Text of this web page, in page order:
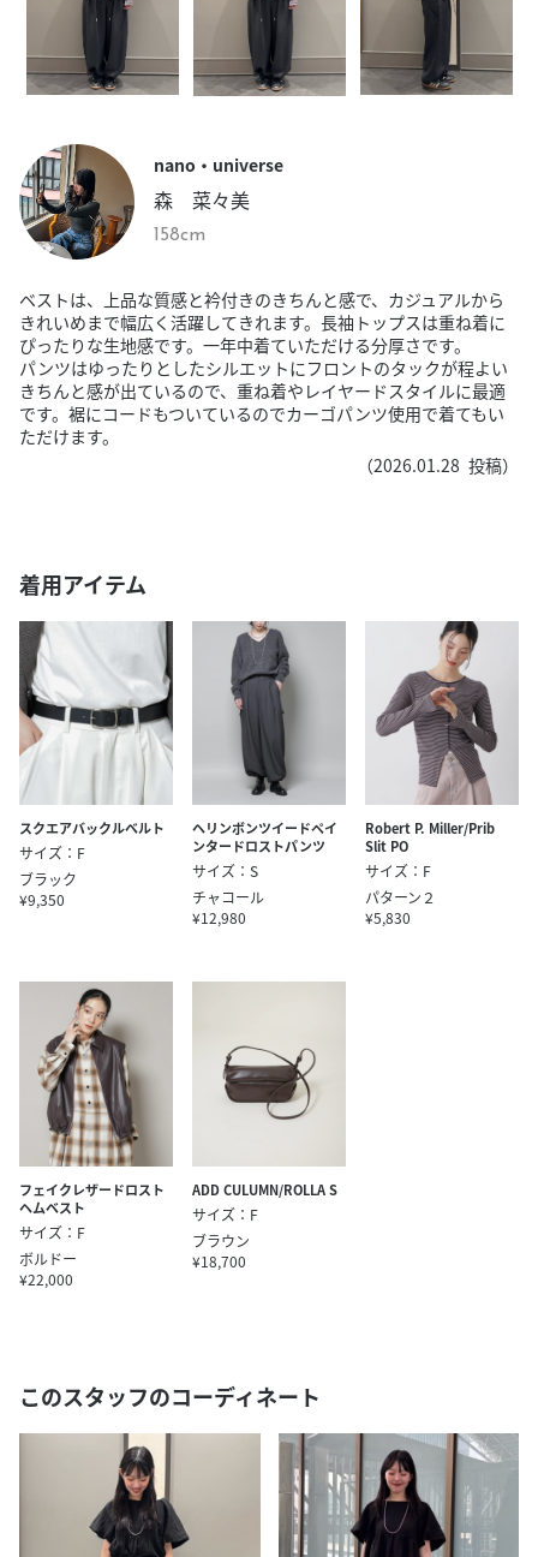
nano・universe
森 菜々美
158cm
ベストは、上品な質感と衿付きのきちんと感で、カジュアルから
きれいめまで幅広く活躍してきれます。長袖トップスは重ね着に
ぴったりな生地感です。一年中着ていただける分厚さです。
パンツはゆったりとしたシルエットにフロントのタックが程よい
きちんと感が出ているので、重ね着やレイヤードスタイルに最適
です。裾にコードもついているのでカーゴパンツ使用で着てもい
ただけます。
（2026.01.28 投稿）
着用アイテム
スクエアバックルベルト
サイズ：F
ブラック
¥9,350
ヘリンボンツイードペイ
ンタードロストパンツ
サイズ：S
チャコール
¥12,980
Robert P. Miller/Prib
Slit PO
サイズ：F
パターン２
¥5,830
フェイクレザードロスト
ヘムベスト
サイズ：F
ボルドー
¥22,000
ADD CULUMN/ROLLA S
サイズ：F
ブラウン
¥18,700
このスタッフのコーディネート